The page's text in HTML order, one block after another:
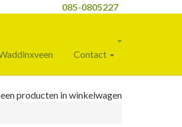
085-0805227
Contact
producten in winkelwagen